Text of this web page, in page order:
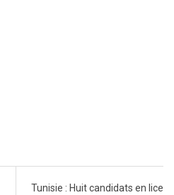
Tunisie : Huit candidats en lice